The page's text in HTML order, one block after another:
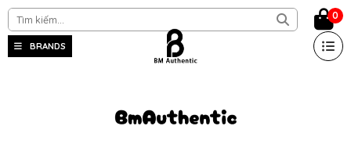
BRANDS
0